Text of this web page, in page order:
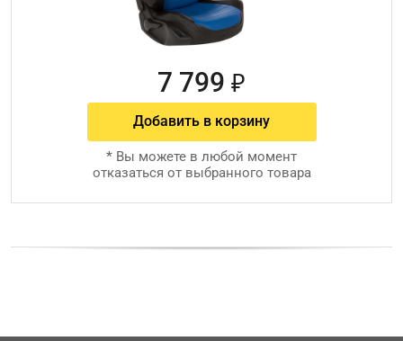
7 799 ₽
Добавить в корзину
* Вы можете в любой момент
отказаться от выбранного товара